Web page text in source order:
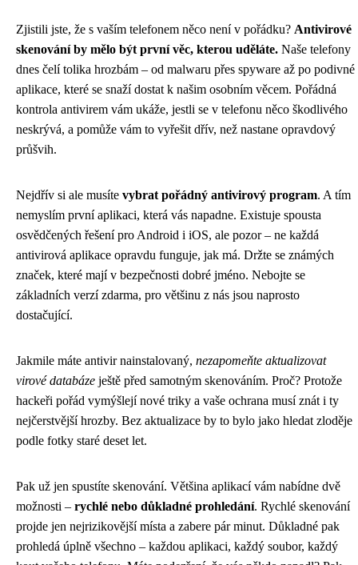
Zjistili jste, že s vaším telefonem něco není v pořádku? Antivirové
skenování by mělo být první věc, kterou uděláte. Naše telefony
dnes čelí tolika hrozbám – od malwaru přes spyware až po podivné
aplikace, které se snaží dostat k našim osobním věcem. Pořádná
kontrola antivirem vám ukáže, jestli se v telefonu něco škodlivého
neskrývá, a pomůže vám to vyřešit dřív, než nastane opravdový
průšvih.
Nejdřív si ale musíte vybrat pořádný antivirový program. A tím
nemyslím první aplikaci, která vás napadne. Existuje spousta
osvědčených řešení pro Android i iOS, ale pozor – ne každá
antivirová aplikace opravdu funguje, jak má. Držte se známých
značek, které mají v bezpečnosti dobré jméno. Nebojte se
základních verzí zdarma, pro většinu z nás jsou naprosto
dostačující.
Jakmile máte antivir nainstalovaný, nezapomeňte aktualizovat
virové databáze ještě před samotným skenováním. Proč? Protože
hackeři pořád vymýšlejí nové triky a vaše ochrana musí znát i ty
nejčerstvější hrozby. Bez aktualizace by to bylo jako hledat zloděje
podle fotky staré deset let.
Pak už jen spustíte skenování. Většina aplikací vám nabídne dvě
možnosti – rychlé nebo důkladné prohledání. Rychlé skenování
projde jen nejrizikovější místa a zabere pár minut. Důkladné pak
prohledá úplně všechno – každou aplikaci, každý soubor, každý